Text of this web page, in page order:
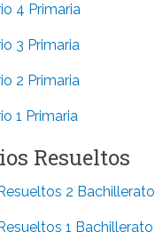
4 Primaria
3 Primaria
2 Primaria
1 Primaria
Resueltos
2 Bachillerato
1 Bachillerato